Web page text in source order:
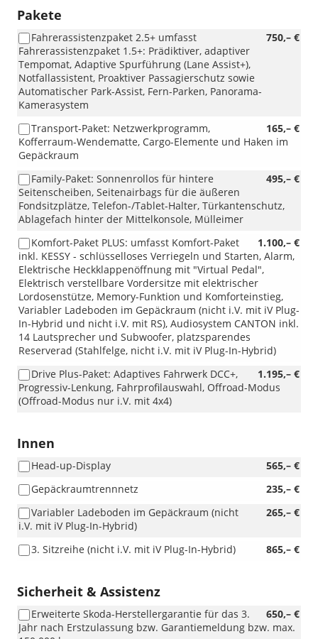
Pakete
750,– €
Fahrerassistenzpaket 2.5+ umfasst
Fahrerassistenzpaket 1.5+: Prädiktiver, adaptiver
Tempomat, Adaptive Spurführung (Lane Assist+),
Notfallassistent, Proaktiver Passagierschutz sowie
Automatischer Park-Assist, Fern-Parken, Panorama-
Kamerasystem
165,– €
Transport-Paket: Netzwerkprogramm,
Kofferraum-Wendematte, Cargo-Elemente und Haken im
Gepäckraum
495,– €
Family-Paket: Sonnenrollos für hintere
Seitenscheiben, Seitenairbags für die äußeren
Fondsitzplätze, Telefon-/Tablet-Halter, Türkantenschutz,
Ablagefach hinter der Mittelkonsole, Mülleimer
1.100,– €
Komfort-Paket PLUS: umfasst Komfort-Paket
inkl. KESSY - schlüsselloses Verriegeln und Starten, Alarm,
Elektrische Heckklappenöffnung mit "Virtual Pedal",
Elektrisch verstellbare Vordersitze mit elektrischer
Lordosenstütze, Memory-Funktion und Komforteinstieg,
Variabler Ladeboden im Gepäckraum (nicht i.V. mit iV Plug-
In-Hybrid und nicht i.V. mit RS), Audiosystem CANTON inkl.
14 Lautsprecher und Subwoofer, platzsparendes
Reserverad (Stahlfelge, nicht i.V. mit iV Plug-In-Hybrid)
1.195,– €
Drive Plus-Paket: Adaptives Fahrwerk DCC+,
Progressiv-Lenkung, Fahrprofilauswahl, Offroad-Modus
(Offroad-Modus nur i.V. mit 4x4)
Innen
565,– €
Head-up-Display
235,– €
Gepäckraumtrennnetz
265,– €
Variabler Ladeboden im Gepäckraum (nicht
i.V. mit iV Plug-In-Hybrid)
865,– €
3. Sitzreihe (nicht i.V. mit iV Plug-In-Hybrid)
Sicherheit & Assistenz
650,– €
Erweiterte Skoda-Herstellergarantie für das 3.
Jahr nach Erstzulassung bzw. Garantiemeldung bzw. max.